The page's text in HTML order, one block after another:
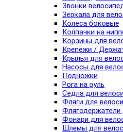
Звонки
Зеркала для
Колеса боковые
Колпачки на
Корзины для
Крепежи /
Крылья для
Насосы для
Подножки
Рога на руль
Седла для
Фляги для
Флягодержатели
Фонари для
Шлемы для